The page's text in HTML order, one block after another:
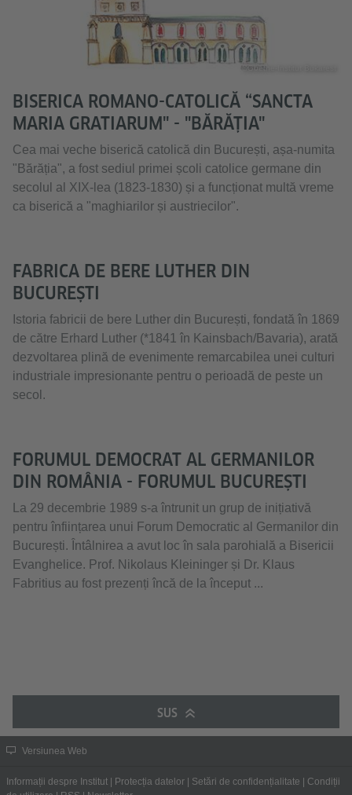
©Goethe-Institut Bukarest
BISERICA ROMANO-CATOLICĂ “SANCTA
MARIA GRATIARUM" - "BĂRĂȚIA"
Cea mai veche biserică catolică din București, așa-numita
"Bărăția", a fost sediul primei școli catolice germane din
secolul al XIX-lea (1823-1830) și a funcționat multă vreme
ca biserică a "maghiarilor și austriecilor".
FABRICA DE BERE LUTHER DIN
BUCUREȘTI
Istoria fabricii de bere Luther din București, fondată în 1869
de către Erhard Luther (*1841 în Kainsbach/Bavaria), arată
dezvoltarea plină de evenimente remarcabilea unei culturi
industriale impresionante pentru o perioadă de peste un
secol.
FORUMUL DEMOCRAT AL GERMANILOR
DIN ROMÂNIA - FORUMUL BUCUREȘTI
La 29 decembrie 1989 s-a întrunit un grup de inițiativă
pentru înființarea unui Forum Democratic al Germanilor din
București. Întâlnirea a avut loc în sala parohială a Bisericii
Evanghelice. Prof. Nikolaus Kleininger și Dr. Klaus
Fabritius au fost prezenți încă de la început ...
SUS
Versiunea Web
Informații despre Institut Protecția datelor Setări de confidențialitate
Condiții